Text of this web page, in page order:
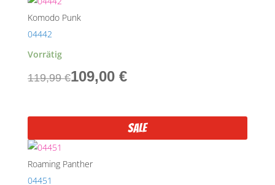
Komodo Punk
04442
Vorrätig
119,99€Ursprünglicher
war:
119,99 €
109,00 €Aktueller
ist:
109,00 €.
Sale
Roaming Panther
04451